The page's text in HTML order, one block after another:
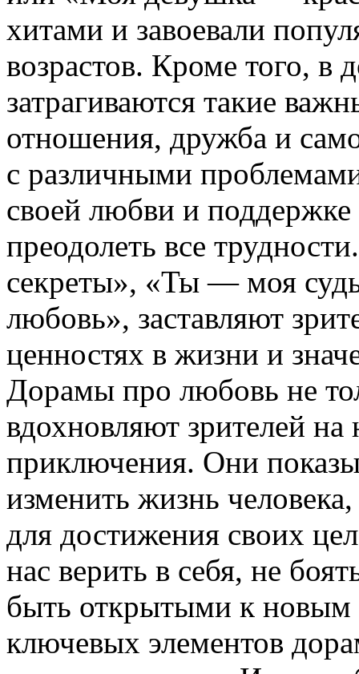
хитами и завоевали
возрастов. Кроме того, в
затрагиваются такие
отношения, дружба и
с различными
своей любви и
преодолеть все
секреты», «Ты — моя
любовь», заставляют
ценностях в жизни и
Дорамы про любовь не
вдохновляют зрителей
приключения. Они
изменить жизнь
для достижения своих
нас верить в себя, не
быть открытыми к
ключевых элементов